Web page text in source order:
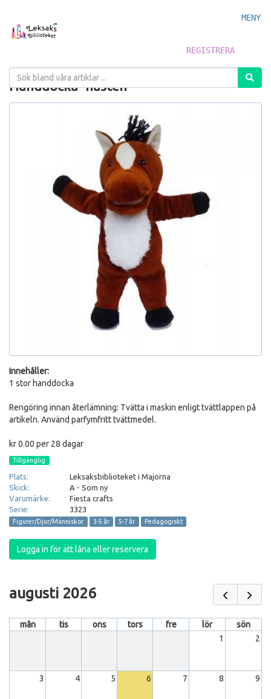
MENY
REGISTRERA
Handdocka- hästen
Innehåller:
1 stor handdocka
Rengöring innan återlämning: Tvätta i maskin enligt tvättlappen på
artikeln. Använd parfymfritt tvättmedel.
kr 0.00 per 28 dagar
Tillgänglig
Plats:
Leksaksbiblioteket i Majorna
Skick:
A - Som ny
Varumärke:
Fiesta crafts
Serie:
3323
Figurer/Djur/Människor 3-5 år 5-7 år Pedagogiskt
Logga in för att låna eller reservera
augusti 2026
mån tis ons tors fre lör
sön
1
2
3 4 5 6 7 8 9